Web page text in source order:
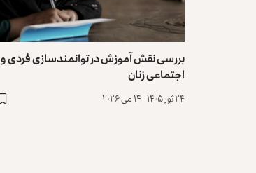
بررسی نقش آموزش در توانمندسازی فردی و
اجتماعی زنان
۲۴ ثور ۱۴۰۵ - ۱۴ می ۲۰۲۶